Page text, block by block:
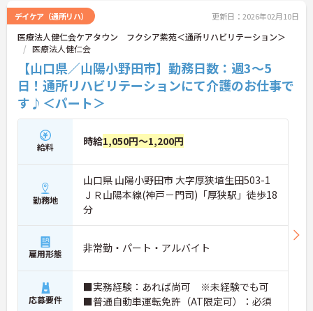
デイケア（通所リハ） 更新日：2026年02月10日
医療法人健仁会ケアタウン フクシア紫苑＜通所リハビリテーション＞
医療法人健仁会
【山口県／山陽小野田市】勤務日数：週3～5
日！通所リハビリテーションにて介護のお仕事で
す♪＜パート＞
給料 時給1,050円～1,200円
勤務地
山口県 山陽小野田市 大字厚狭埴生田503-1
ＪＲ山陽本線(神戸－門司)「厚狭駅」徒歩18
分
雇用形態 非常勤・パート・アルバイト
応募要件
■実務経験：あれば尚可 ※未経験でも可
■普通自動車運転免許（AT限定可）：必須